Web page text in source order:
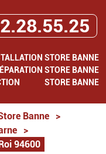
STORE BANNE
STORE BANNE
STORE BANNE
Banne
>
>
94600